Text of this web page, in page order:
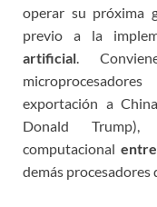
operar su próxima
previo a la
artificial.
exportación a
Donald
computacional
demás